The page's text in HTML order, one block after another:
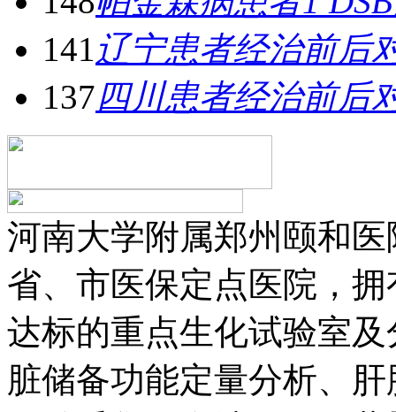
141辽宁患者经治前后
137四川患者经治前后
河南大学附属郑州颐和
省、市医保定点医院，
达标的重点生化试验室
脏储备功能定量分析、